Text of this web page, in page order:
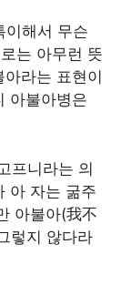
이해서 무슨
는 아무런 뜻
라는 표현이
아불아병은
프니라는 의
아 자는 굶주
아불아(我不
렇지 않다라